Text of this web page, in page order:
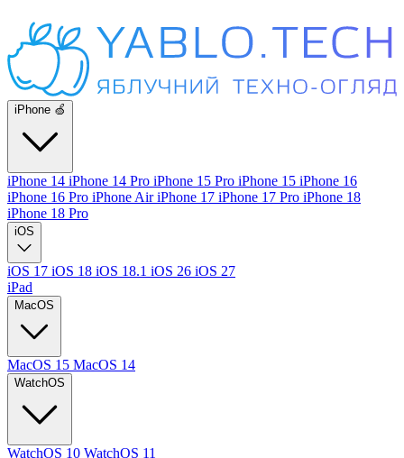
iPhone 🍏
iPhone 14 iPhone 14 Pro iPhone 15 Pro iPhone 15 iPhone 16
iPhone 16 Pro iPhone AiriPhone 17 iPhone 17 Pro iPhone 18
iPhone 18 Pro
iOS
iOS 17 iOS 18 iOS 18.1 iOS 26 iOS 27
iPad
MacOS
MacOS 15 MacOS 14
WatchOS
WatchOS 10 WatchOS 11